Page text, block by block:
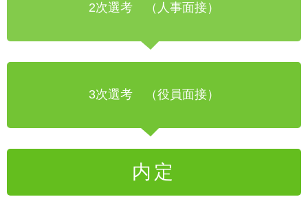
2次選考 （人事面接）
3次選考 （役員面接）
内定